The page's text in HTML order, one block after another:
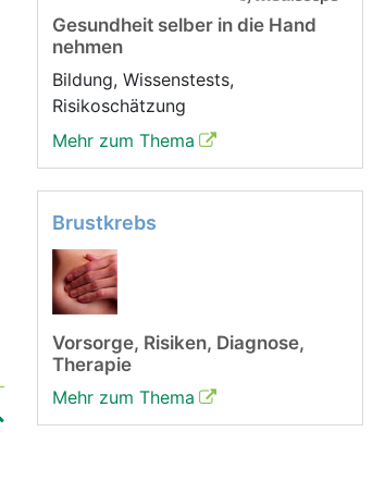
Gesundheit selber in die Hand
nehmen
Bildung, Wissenstests,
Risikoschätzung
Mehr zum Thema
Brustkrebs
Vorsorge, Risiken, Diagnose,
Therapie
Mehr zum Thema